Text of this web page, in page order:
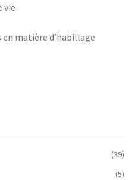
vie
matière d’habillage
(39)
(5)